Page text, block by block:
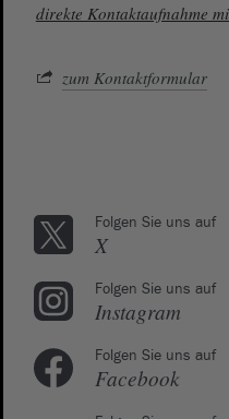
direkte Kontaktaufnahme
zum Kontaktformular
Folgen Sie uns auf
X
Folgen Sie uns auf
Instagram
Folgen Sie uns auf
Facebook